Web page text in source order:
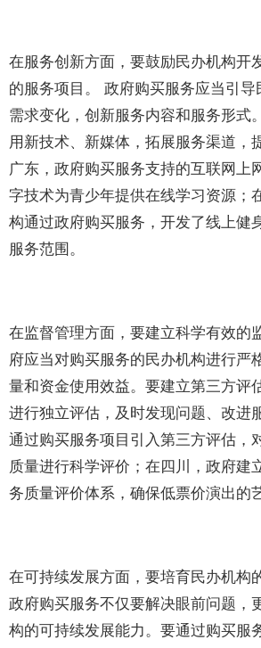
在服务创新方面，要鼓励民办机构开
的服务项目。 政府购买服务应当引导
需求变化，创新服务内容和服务形式
用新技术、新媒体，拓展服务渠道，
广东，政府购买服务支持的互联网上
字技术为青少年提供在线学习资源；
构通过政府购买服务，开发了线上健
服务范围。
在监督管理方面，要建立科学有效的
府应当对购买服务的民办机构进行严
量和资金使用效益。要建立第三方评
进行独立评估，及时发现问题、改进
通过购买服务项目引入第三方评估，
质量进行科学评价；在四川，政府建
务质量评价体系，确保低票价演出的
在可持续发展方面，要培育民办机构
政府购买服务不仅要解决眼前问题，
构的可持续发展能力。要通过购买服